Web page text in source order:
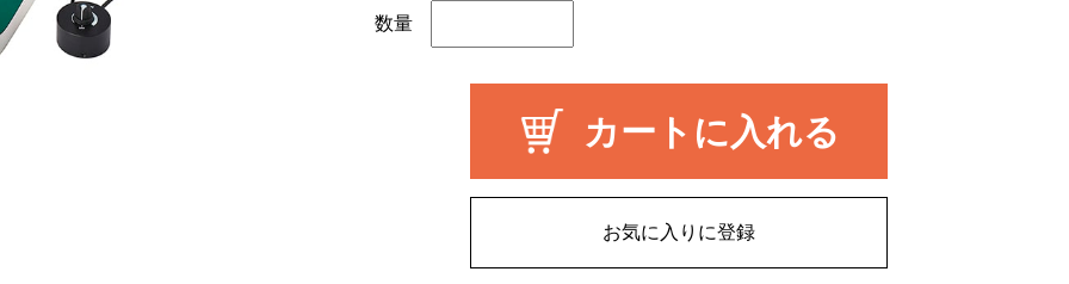
数量
カートに入れる
お気に入りに登録